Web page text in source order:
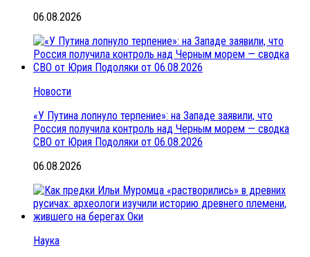
06.08.2026
Новости
«У Путина лопнуло терпение»: на Западе заявили, что
Россия получила контроль над Черным морем — сводка
СВО от Юрия Подоляки от 06.08.2026
06.08.2026
Наука